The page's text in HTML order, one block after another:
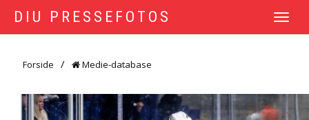
DIU PRESSEFOTOS
TOGGLE
Forside Medie-database